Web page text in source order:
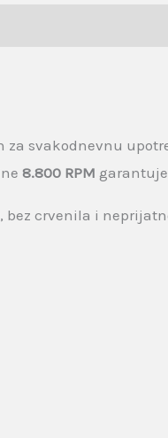
za svakodnevnu
8.800 RPM garantuje
, bez crvenila i